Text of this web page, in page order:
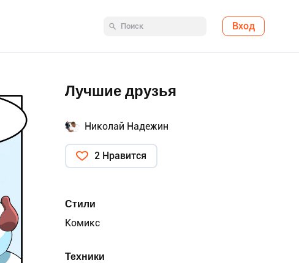
Вход
Лучшие друзья
Николай Надежин
2 Нравится
Стили
Комикс
Техники